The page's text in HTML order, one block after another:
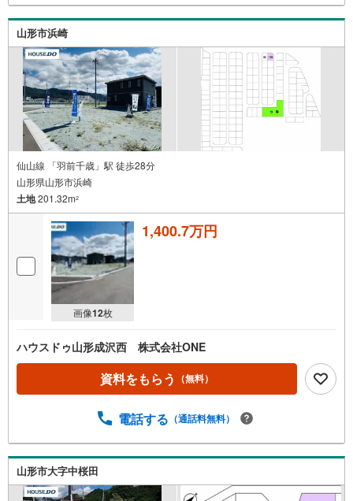
山形市浜崎
仙山線 「羽前千歳」駅 徒歩28分
山形県山形市浜崎
土地201.32m2
画像12枚
1,400.7万円
ハウスドゥ山形成沢西 株式会社ONE
資料をもらう （無料）
電話する （通話料無料）
山形市大字中桜田